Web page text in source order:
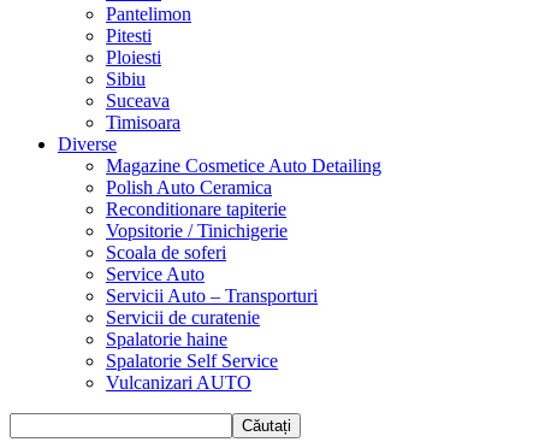
Pantelimon
Pitesti
Ploiesti
Sibiu
Suceava
Timisoara
Diverse
Magazine Cosmetice Auto Detailing
Polish Auto Ceramica
Reconditionare tapiterie
Vopsitorie / Tinichigerie
Scoala de soferi
Service Auto
Servicii Auto – Transporturi
Servicii de curatenie
Spalatorie haine
Spalatorie Self Service
Vulcanizari AUTO